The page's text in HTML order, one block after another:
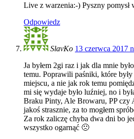
Live z warzenia:-) Pyszny pomysł
Odpowiedz
SlavKo 13 czerwca 2017
Ja byłem 2gi raz i jak dla mnie
temu. Poprawili paśniki, które
miejscu, a nie jak rok temu
mi się wydaje było luźniej, no i
Braku Pinty, Ale Browaru, PP czy
jakoś strasznie, za to mogłem
Za rok zaliczę chyba dwa dni bo
wszystko ogarnąć 🙁